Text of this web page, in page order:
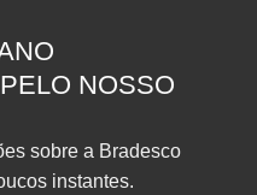
NOSSO
sobre a Bradesco
instantes.